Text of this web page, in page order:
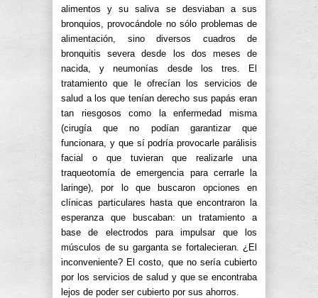
alimentos y su saliva se desviaban a sus
bronquios, provocándole no sólo problemas de
alimentación, sino diversos cuadros de
bronquitis severa desde los dos meses de
nacida, y neumonías desde los tres. El
tratamiento que le ofrecían los servicios de
salud a los que tenían derecho sus papás eran
tan riesgosos como la enfermedad misma
(cirugía que no podían garantizar que
funcionara, y que sí podría provocarle parálisis
facial o que tuvieran que realizarle una
traqueotomía de emergencia para cerrarle la
laringe), por lo que buscaron opciones en
clínicas particulares hasta que encontraron la
esperanza que buscaban: un tratamiento a
base de electrodos para impulsar que los
músculos de su garganta se fortalecieran. ¿El
inconveniente? El costo, que no sería cubierto
por los servicios de salud y que se encontraba
lejos de poder ser cubierto por sus ahorros.